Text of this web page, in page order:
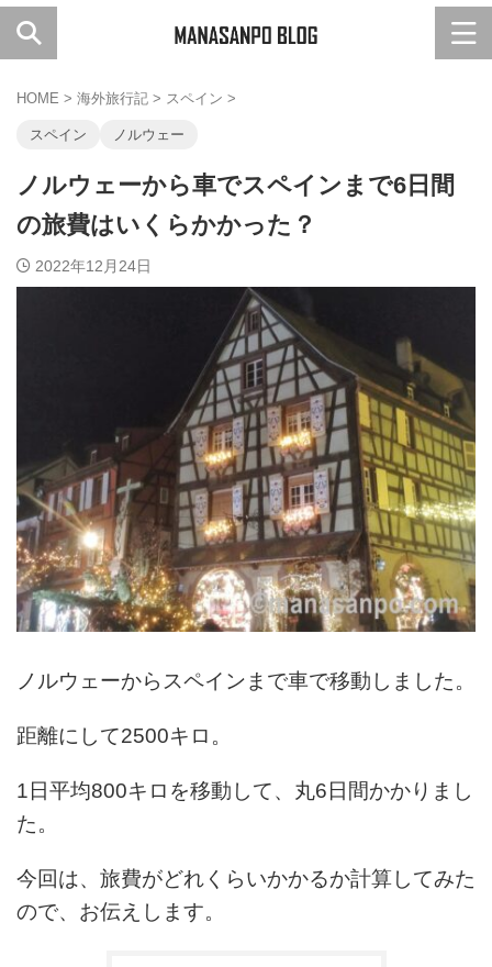
HOME > 海外旅行記 > スペイン >
スペイン ノルウェー
ノルウェーから車でスペインまで6日間
の旅費はいくらかかった？
2022年12月24日
ノルウェーからスペインまで車で移動しました。
距離にして2500キロ。
1日平均800キロを移動して、丸6日間かかりまし
た。
今回は、旅費がどれくらいかかるか計算してみた
ので、お伝えします。